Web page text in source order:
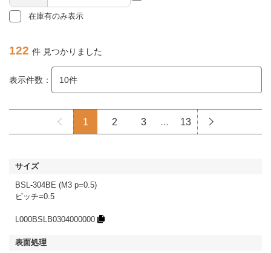
在庫有のみ表示
122 件 見つかりました
表示件数：
1 2 3 13
BSL-304BE (M3 p=0.5)
ピッチ=0.5
L000BSLB0304000000